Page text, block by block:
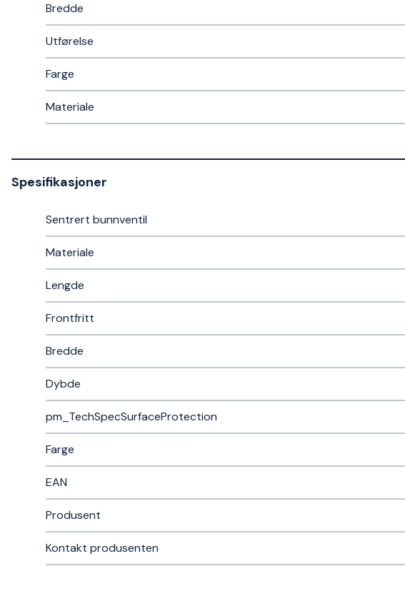
Bredde
Utførelse
Farge
Materiale
Spesifikasjoner
Sentrert bunnventil
Materiale
Lengde
Frontfritt
Bredde
Dybde
pm_TechSpecSurfaceProtection
Farge
EAN
Produsent
Kontakt produsenten